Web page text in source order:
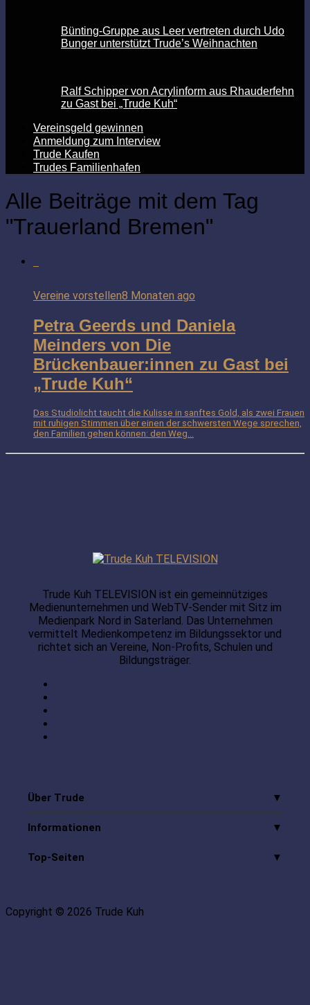
Bünting-Gruppe aus Leer vertreten durch Udo
Bunger unterstützt Trude’s Weihnachten
Ralf Schipper von Acrylinform aus Rhauderfehn
zu Gast bei „Trude Kuh“
Vereinsgeld gewinnen
Anmeldung zum Interview
Trude Kaufen
Trudes Familienhafen
Alle Beiträge mit dem Tag
"Trauerland Bremen"
Vereine vorstellen8 Monaten ago
Petra Geerds und Daniela
Meinders von Die
Brückenbauer:innen zu Gast bei
„Trude Kuh“
Das Studiolicht taucht die Kulisse in sanftes Gold, als zwei Frauen
mit ruhigen Stimmen über einen der schwersten Wege sprechen,
den Familien gehen können: den Weg...
Trude Kuh TELEVISION ist ein gemeinnütziges
Medienunternehmen und WebTV-Sender mit Sitz im
Medienpark Nord in Saterland. Das Unternehmen
vermittelt Medienkompetenz im Bildungssektor und
richtet sich an Vereine, Non-Profits, Schulen und
Bildungsträger.
Über Trude
Informationen
Top-Seiten
Copyright © 2026 Trude Kuh